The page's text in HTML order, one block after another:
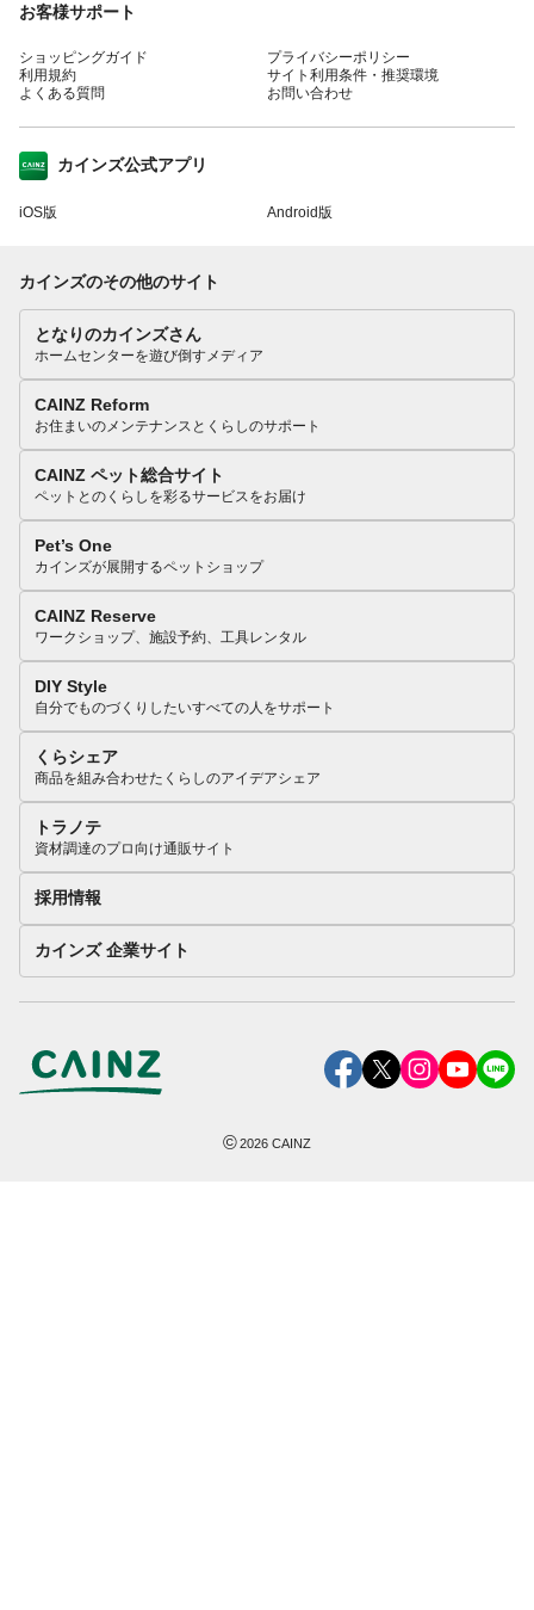
お客様サポート
ショッピングガイド
利用規約
よくある質問
プライバシーポリシー
サイト利用条件・推奨環境
お問い合わせ
カインズ公式アプリ
iOS版 Android版
カインズのその他のサイト
となりのカインズさん
ホームセンターを遊び倒すメディア
CAINZ Reform
お住まいのメンテナンスとくらしのサポート
CAINZ ペット総合サイト
ペットとのくらしを彩るサービスをお届け
Pet’s One
カインズが展開するペットショップ
CAINZ Reserve
ワークショップ、施設予約、工具レンタル
DIY Style
自分でものづくりしたいすべての人をサポート
くらシェア
商品を組み合わせたくらしのアイデアシェア
トラノテ
資材調達のプロ向け通販サイト
採用情報
カインズ 企業サイト
©2026 CAINZ